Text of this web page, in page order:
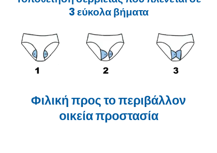
3 εύκολα βήματα
Φιλική προς το περιβάλλον
οικεία προστασία